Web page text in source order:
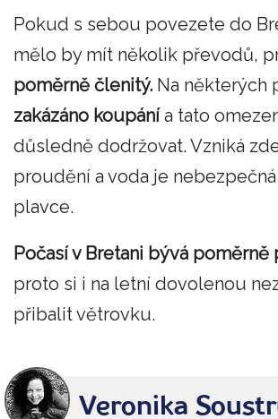
Pokud s sebou povezete do
mělo by mít několik převodů,
poměrně členitý. Na některých
zakázáno koupánía tato
důsledně dodržovat. Vzniká
proudění a voda je
plavce.
Počasí v Bretani bývá poměrně
proto si i na letní dovolenou
přibalit větrovku.
Veronika